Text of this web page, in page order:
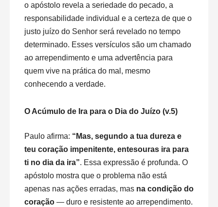
o apóstolo revela a seriedade do pecado, a
responsabilidade individual e a certeza de que o
justo juízo do Senhor será revelado no tempo
determinado. Esses versículos são um chamado
ao arrependimento e uma advertência para
quem vive na prática do mal, mesmo
conhecendo a verdade.
O Acúmulo de Ira para o Dia do Juízo (v.5)
Paulo afirma: “Mas, segundo a tua dureza e
teu coração impenitente, entesouras ira para
ti no dia da ira”. Essa expressão é profunda. O
apóstolo mostra que o problema não está
apenas nas ações erradas, mas na condição do
coração — duro e resistente ao arrependimento.